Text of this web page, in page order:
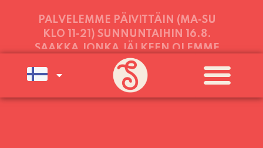
PALVELEMME PÄIVITTÄIN (MA-SU
KLO 11-21) SUNNUNTAIHIN 16.8.
SAAKKA JONKA JÄLKEEN OLEMME
AVOINNA VIIKONLOPPUISIN (PE-
SU) ELOKUUN LOPPUUN ASTI
LÄMPIMÄSTI TERVETULOA!